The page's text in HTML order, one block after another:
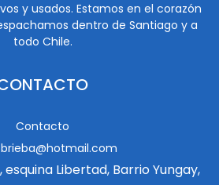
y usados. Estamos en el corazón
dentro de Santiago y a
todo Chile.
Contacto
esquina Libertad, Barrio Yungay,